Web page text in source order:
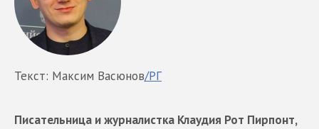
Текст: Максим Васюнов/РГ
Писательница и журналистка Клаудия Рот Пирпонт,